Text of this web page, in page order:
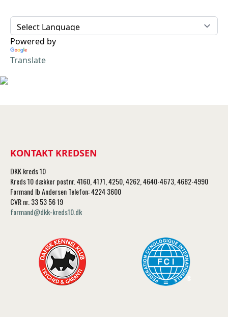
Powered by
Translate
KONTAKT KREDSEN
DKK kreds 10
Kreds 10 dækker postnr. 4160, 4171, 4250, 4262, 4640-4673, 4682-4990
Formand Ib Andersen Telefon: 4224 3600
CVR nr. 33 53 56 19
formand@dkk-kreds10.dk